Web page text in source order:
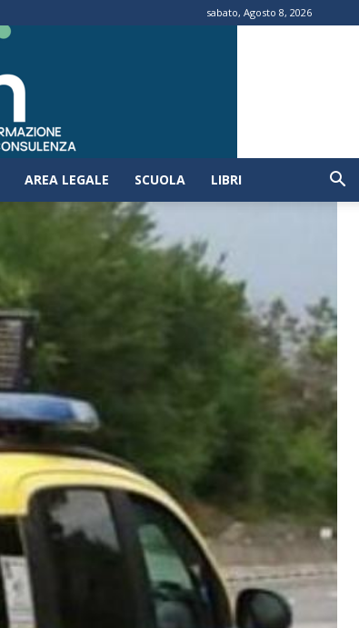
sabato, Agosto 8, 2026
AREA LEGALE SCUOLA LIBRI